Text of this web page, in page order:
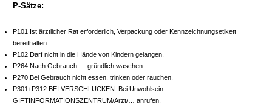
P-Sätze:
P101 Ist ärztlicher Rat erforderlich, Verpackung oder Kennzeichnungsetikett
bereithalten.
P102 Darf nicht in die Hände von Kindern gelangen.
P264 Nach Gebrauch … gründlich waschen.
P270 Bei Gebrauch nicht essen, trinken oder rauchen.
P301+P312 BEI VERSCHLUCKEN: Bei Unwohlsein
GIFTINFORMATIONSZENTRUM/Arzt/… anrufen.